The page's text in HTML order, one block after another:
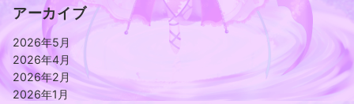
アーカイブ
2026年5月
2026年4月
2026年2月
2026年1月